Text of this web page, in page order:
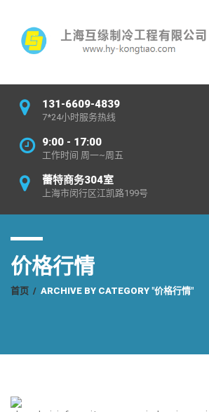
131-6609-4839
7*24小时服务热线
9:00 - 17:00
工作时间 周一~周五
蕾特商务304室
上海市闵行区江凯路199号
价格行情
首页 / ARCHIVE BY CATEGORY "价格行情"